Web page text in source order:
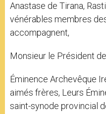
Anastase de Tirana,
vénérables membres
accompagnent,
Monsieur le Président
Éminence Archevêque
aimés frères, Leurs
saint-synode provincial